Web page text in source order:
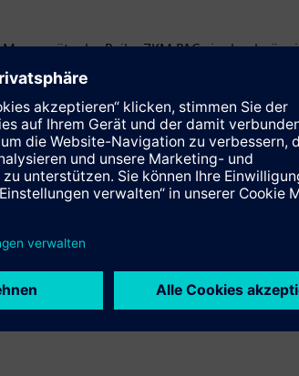
der Reihe 7KM PAC ein
erfasst und analysiert. Sie
eingesetzt werden. Die nachträgliche